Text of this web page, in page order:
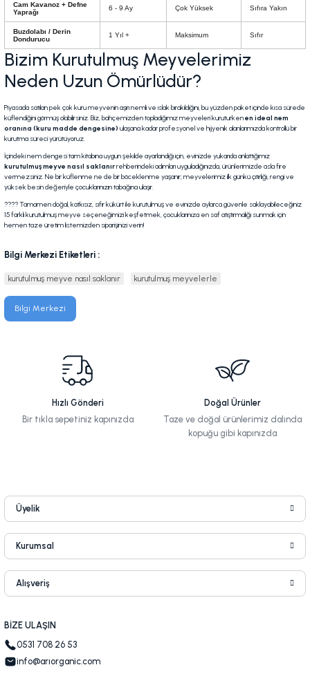
Cam Kavanoz + Defne
Yaprağı
6 - 9 Ay Çok Yüksek Sıfıra Yakın
Buzdolabı / Derin
Dondurucu
1 Yıl + Maksimum Sıfır
Bizim Kurutulmuş Meyvelerimiz
Neden Uzun Ömürlüdür?
Piyasada satılan pek çok kuru meyvenin aşırı nemli ve ıslak bırakıldığını, bu yüzden paket içinde kısa sürede
küflendiğini görmüş olabilirsiniz. Biz, bahçemizden topladığımız meyveleri kuruturkenen ideal nem
oranına (kuru madde dengesine) ulaşana kadar profesyonel ve hijyenik alanlarımızda kontrollü bir
kurutma süreci yürütüyoruz.
İçindeki nem dengesi tam kitabına uygun şekilde ayarlandığı için, evinizde yukarıda anlattığımız
kurutulmuş meyve nasıl saklanırrehberindeki adımları uyguladığınızda, ürünlerimizde asla fire
vermezsiniz. Ne bir küflenme ne de bir böceklenme yaşanır; meyvelerimiz ilk günkü çıtırlığı, rengi ve
yüksek besin değeriyle çocuklarınızın tabağına ulaşır.
???? Tamamen doğal, katkısız, sıfır kükürt ile kurutulmuş ve evinizde aylarca güvenle saklayabileceğiniz
15 farklı kurutulmuş meyve seçeneğimizi keşfetmek, çocuklarınıza en saf atıştırmalığı sunmak için
hemen taze üretim listemizden siparişinizi verin!
Bilgi Merkezi Etiketleri :
kurutulmuş meyve nasıl saklanır kurutulmuş meyvelerle
Bilgi Merkezi
Hızlı Gönderi
Bir tıkla sepetiniz kapınızda
Doğal Ürünler
Taze ve doğal ürünlerimiz dalında
kopuğu gibi kapınızda
Üyelik
Kurumsal
Alışveriş
BİZE ULAŞIN
0531 708 26 53
info@arıorganic.com